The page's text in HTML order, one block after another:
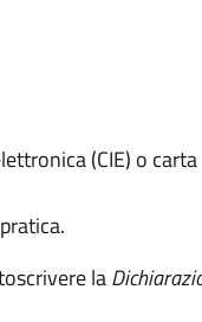
(CIE) o carta
la